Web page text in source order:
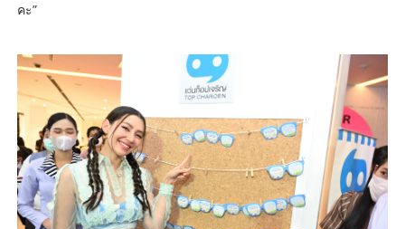
คะ”